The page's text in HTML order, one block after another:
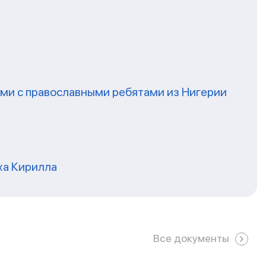
с православными ребятами из Нигерии
Кирилла
Все документы